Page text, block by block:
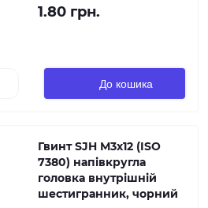
1.80 грн.
До кошика
Гвинт SJH М3х12 (ISO
7380) напівкругла
головка внутрішній
шестигранник, чорний